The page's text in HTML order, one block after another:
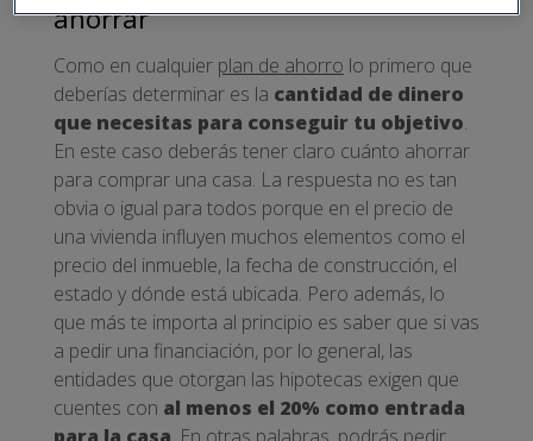
ahorrar
Como en cualquier plan de ahorro lo primero que
deberías determinar es la cantidad de dinero
que necesitas para conseguir tu objetivo.
En este caso deberás tener claro cuánto ahorrar
para comprar una casa. La respuesta no es tan
obvia o igual para todos porque en el precio de
una vivienda influyen muchos elementos como el
precio del inmueble, la fecha de construcción, el
estado y dónde está ubicada. Pero además, lo
que más te importa al principio es saber que si vas
a pedir una financiación, por lo general, las
entidades que otorgan las hipotecas exigen que
cuentes con al menos el 20% como entrada